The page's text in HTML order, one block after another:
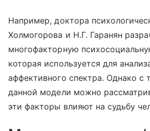
Например, доктора
Холмогорова и Н.Г. Гаранян
многофакторную
которая используется для
аффективного спектра. Однако с
данной модели можно
эти факторы влияют на судьбу